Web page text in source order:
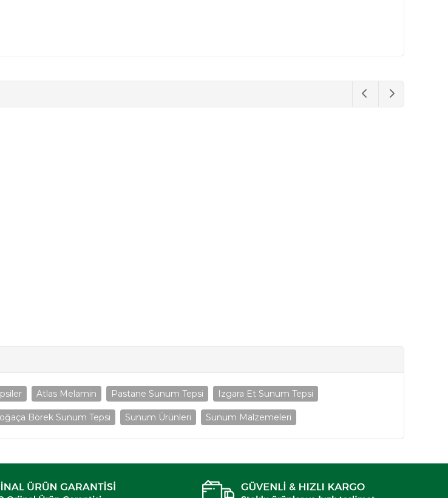
Atlas Melamin Pastane Sunum Tepsi Izgara Et Sunum Tepsi
Börek Sunum Tepsi Sunum Ürünleri Sunum Malzemeleri